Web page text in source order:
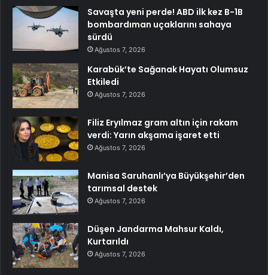
Savaşta yeni perde! ABD ilk kez B-1B
bombardıman uçaklarını sahaya
sürdü
Ağustos 7, 2026
Karabük’te Sağanak Hayatı Olumsuz
Etkiledi
Ağustos 7, 2026
Filiz Eryılmaz gram altın için rakam
verdi: Yarın akşama işaret etti
Ağustos 7, 2026
Manisa Saruhanlı’ya Büyükşehir’den
tarımsal destek
Ağustos 7, 2026
Düşen Jandarma Mahsur Kaldı,
Kurtarıldı
Ağustos 7, 2026